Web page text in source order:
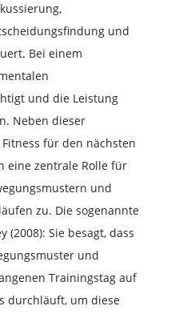
und
Bei einem
und die Leistung
Neben dieser
für den nächsten
eine zentrale Rolle für
und
zu. Die sogenannte
(2008): Sie besagt, dass
und
Trainingstag auf
durchläuft, um diese